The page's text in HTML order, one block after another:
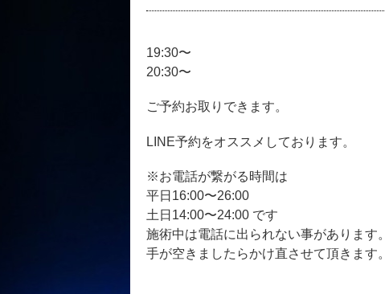
19:30〜
20:30〜
ご予約お取りできます。
LINE予約をオススメしております。
※お電話が繋がる時間は
平日16:00〜26:00
土日14:00〜24:00 です
施術中は電話に出られない事があります。
手が空きましたらかけ直させて頂きます。